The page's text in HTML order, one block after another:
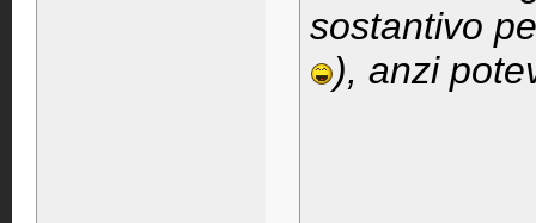
sostantivo
), anzi